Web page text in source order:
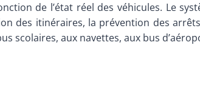
de l’état réel des véhicules. Le
des itinéraires, la prévention des
scolaires, aux navettes, aux bus